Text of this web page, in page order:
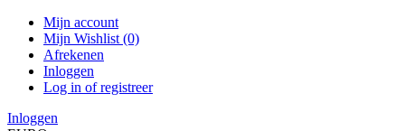
Mijn account
Mijn Wishlist (0)
Afrekenen
Inloggen
Log in of registreer
Inloggen